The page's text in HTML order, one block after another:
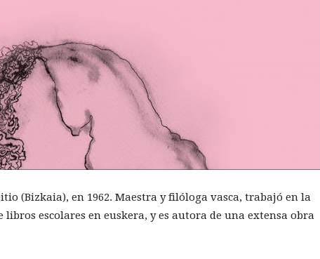
(Bizkaia), en 1962. Maestra y filóloga vasca, trabajó en la
escolares en euskera, y es autora de una extensa obra